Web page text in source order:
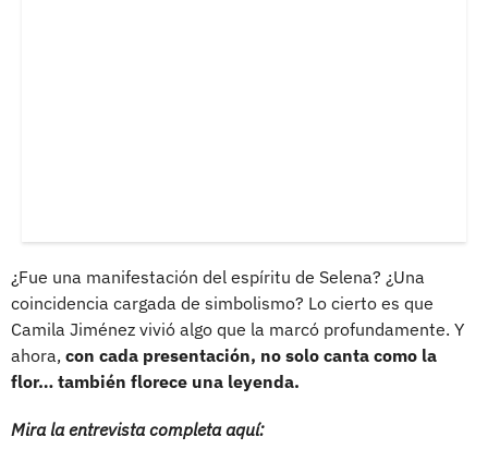
¿Fue una manifestación del espíritu de Selena? ¿Una
coincidencia cargada de simbolismo? Lo cierto es que
Camila Jiménez vivió algo que la marcó profundamente. Y
ahora, con cada presentación, no solo canta como la
flor… también florece una leyenda.
Mira la entrevista completa aquí: